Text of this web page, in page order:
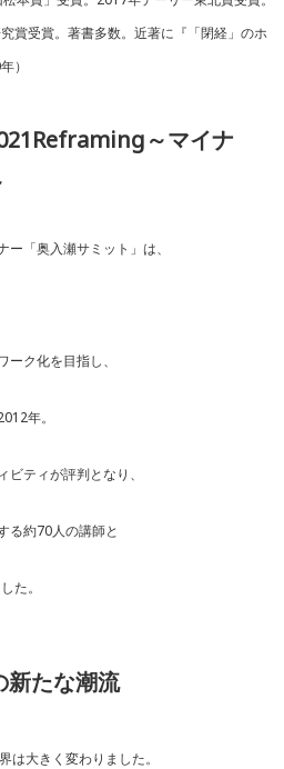
賞受賞。著書多数。近著に『「閉経」のホ
）
～マイナ
「奥入瀬サミット」は、
ク化を目指し、
年。
ティが評判となり、
る約70人の講師と
た。
新たな潮流
は大きく変わりました。